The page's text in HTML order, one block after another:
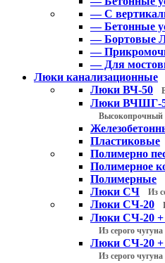
— С
— Бетонные
— Бортовые
—
— Для
Люки канализационные
Люки ВЧ-50
Люки ВЧШГ-
Высокопрочный
Пластиковые
Полимерно
Полимерное
Полимерные
Люки СЧ
Из
Люки СЧ-20
Люки СЧ-20 +
Из серого
Люки СЧ-20 +
Из серого